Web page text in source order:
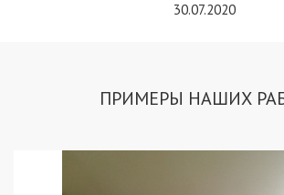
30.07.2020
ПРИМЕРЫ НАШИХ